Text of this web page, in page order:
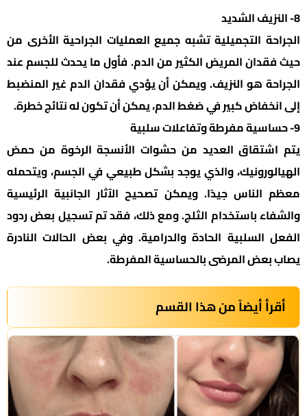
الجراحة التجميلية تشبه جميع العمليات الجراحية الأخرى من
حيث فقدان المريض الكثير من الدم. فأول ما يحدث للجسم عند
الجراحة هو النزيف. ويمكن أن يؤدي فقدان الدم غير المنضبط
إلى انخفاض كبير في ضغط الدم، يمكن أن تكون له نتائج خطرة.
يتم اشتقاق العديد من حشوات الأنسجة الرخوة من حمض
الهيالورونيك، والذي يوجد بشكل طبيعي في الجسم، ويتحمله
معظم الناس جيدًا. ويمكن تصحيح الآثار الجانبية الرئيسية
والشفاء باستخدام الثلج. ومع ذلك، فقد تم تسجيل بعض ردود
الفعل السلبية الحادة والدرامية. وفي بعض الحالات النادرة
يصاب بعض المرضى بالحساسية المفرطة.
أقرأ أيضاً من هذا القسم